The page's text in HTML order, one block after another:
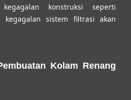
konstruksi seperti
kegagalan sistem filtrasi akan
Kolam Renang